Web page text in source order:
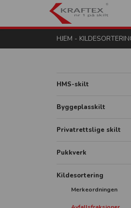
Kraftex
HJEM -
HMS-skilt
Advarsel og fare
Brann
Redning og rømning
Diverse
Byggeplasskilt
Privatrettslige skilt
Pukkverk
Kildesortering
Merkeordningen